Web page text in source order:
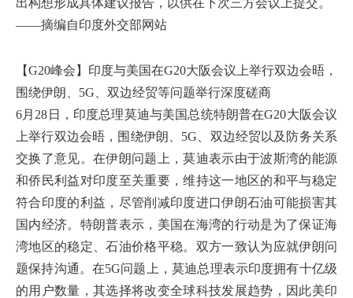
出构想形成具体建议报告，以供在下次三方会议上提交。
——摘编自印度外交部网站
【G20峰会】印度与美国在G20大阪会议上举行双边会晤，
围绕伊朗、5G、双边经贸等问题举行深度磋商
6月28日，印度总理莫迪与美国总统特朗普在G20大阪会议
上举行双边会晤，围绕伊朗、5G、双边经贸以及防务关系
交换了意见。在伊朗问题上，莫迪表示由于波斯湾的能源
和侨民利益对印度至关重要，维持这一地区的和平与稳定
符合印度的利益，尽管削减印度进口伊朗石油可能损害其
国内经济。特朗普表示，美国在海湾的行动是为了保证海
湾地区的稳定、石油价格平稳。双方一致认为应就伊朗问
题保持沟通。在5G问题上，莫迪总理表示印度拥有十亿级
的用户数量，其选择将改变全球科技发展趋势，因此美印